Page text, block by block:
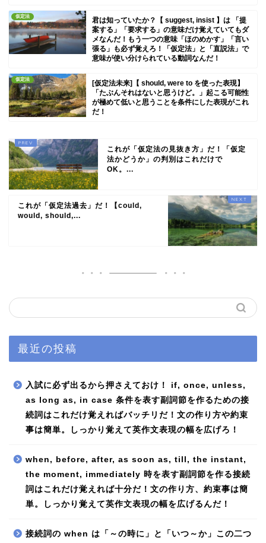
仮定法
君は知っていたか？【 suggest, insist 】は 「提
案する」「要求する」の意味だけ覚えていてもダ
メなんだ！もう一つの意味「ほのめかす」「言い
張る」も必ず覚えろ！「仮定法」と「直説法」で
意味が使い分けられている動詞なんだ！
仮定法
[仮定法未来]【 should, were to を使った表現】
「たぶんそれはないと思うけど。」起こる可能性
が極めて低いと思うことを条件にした表現がこれ
だ！
これが「仮定法の見抜き方」だ！「仮定
法かどうか」の判別はこれだけで
OK。...
これが「仮定法過去」だ！【could,
would, should,...
最近の投稿
入試に必ず出るから押さえておけ！ if, once, unless,
as long as, in case 条件を表す副詞節を作るための接
続詞はこれだけ覚えればバッチリだ！文の作り方や約束
事は簡単。しっかり覚えて英作文表現の幅を広げろ！
when, before, after, as soon as, till, the instant,
the moment, immediately 時を表す副詞節を作る接続
詞はこれだけ覚えれば十分だ！文の作り方、約束事は簡
単。しっかり覚えて英作文表現の幅を広げるんだ！
接続詞の when は「～の時に」と「いつ～か」この二つ